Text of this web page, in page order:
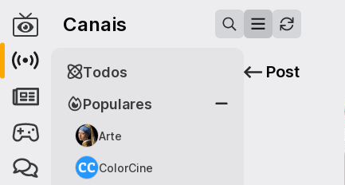
Canais
Populares
Arte
ColorCine
Todos Post